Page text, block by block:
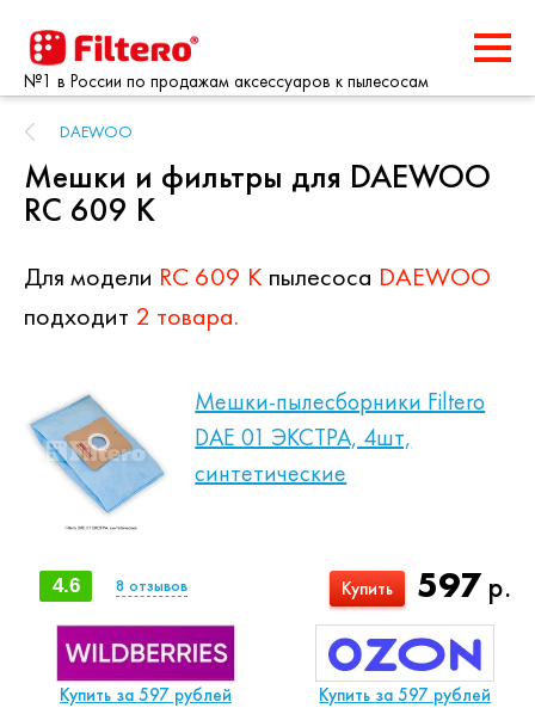
№1 в России по продажам аксессуаров к пылесосам
DAEWOO
Мешки и фильтры для DAEWOO
RC 609 K
Для модели RC 609 K пылесоса DAEWOO
подходит 2 товара.
Мешки-пылесборники Filtero
DAE 01 ЭКСТРА, 4шт,
синтетические
597р.
Купить
4.6 8 отзывов
Купить за 597 рублей Купить за 597 рублей